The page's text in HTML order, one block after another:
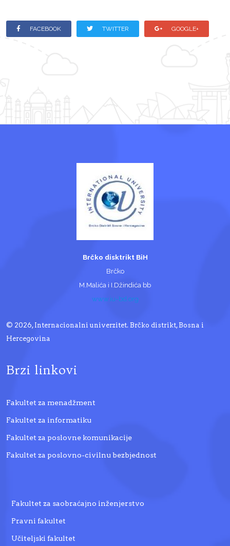
FACEBOOK TWITTER GOOGLE+
Brčko disktrikt BiH
Brčko
M.Malića i I.Džindića bb
www.iu-bd.org
© 2026, Internacionalni univerzitet. Brčko distrikt, Bosna i
Hercegovina
Brzi linkovi
Fakultet za menadžment
Fakultet za informatiku
Fakultet za poslovne komunikacije
Fakultet za poslovno-civilnu bezbjednost
Fakultet za saobraćajno inženjerstvo
Pravni fakultet
Učiteljski fakultet